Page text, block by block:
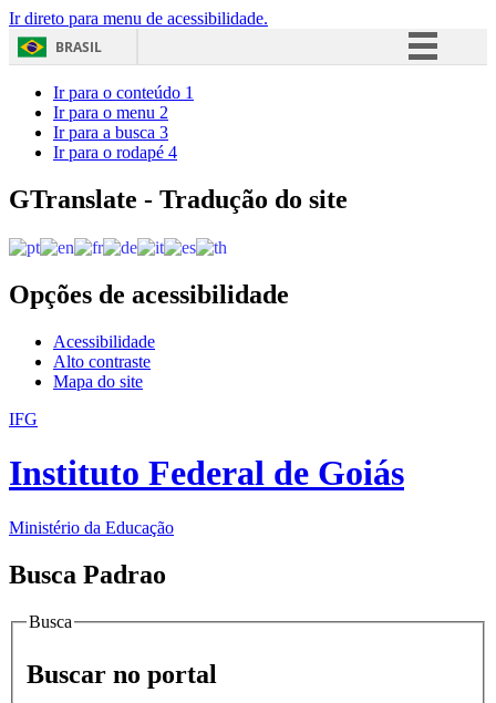
Ir direto para menu de acessibilidade.
BRASIL
Acesso à informação
Ir para o conteúdo 1
Ir para o menu 2
Ir para a busca 3
Ir para o rodapé 4
GTranslate - Tradução do site
Opções de acessibilidade
Acessibilidade
Alto contraste
Mapa do site
IFG
Instituto Federal de Goiás
Ministério da Educação
Busca Padrao
Busca
Buscar no portal